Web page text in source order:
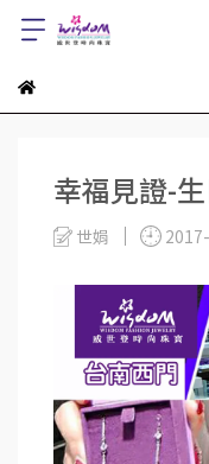
幸福見證-
世娟